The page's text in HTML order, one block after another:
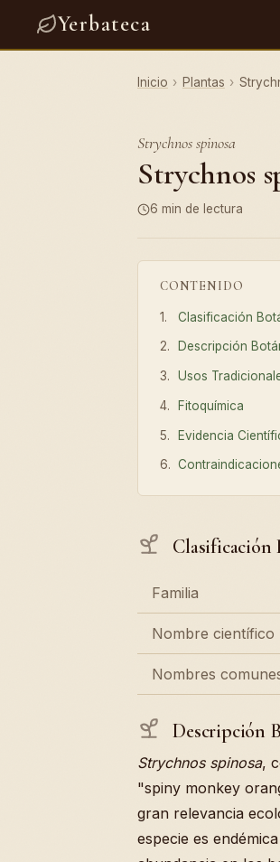
Yerbateca
Inicio › Plantas ›
Strychnos spinosa
Strychnos
6 min de lectura
CONTENIDO
Clasificación
Descripción
Usos
Fitoquímica
Evidencia
Clasificación
Familia
Nombre científico
Nombres
Descripción
Strychnos spinosa,
"spiny monkey
gran relevancia
especie es